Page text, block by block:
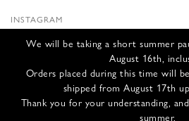
We will be taking a short summer
August 16th,
Orders placed during this time will
shipped from August 17th
Thank you for your understanding,
summer.
INSTAGRAM
INFOS
NOUS CONTACTER
EXPÉDITION ET RETOURS